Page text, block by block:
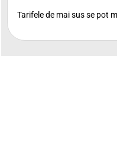
Tarifele de mai sus se pot